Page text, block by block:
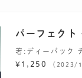
パーフェクト
著:ディーパック
¥1,250 （2023/